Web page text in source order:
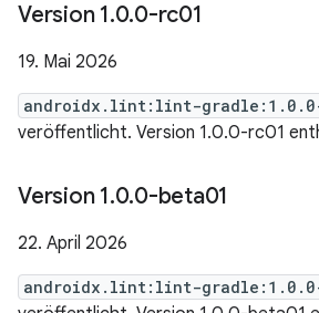
Version 1.0.0-rc01
19. Mai 2026
androidx.lint:lint-
veröffentlicht. Version 1.0.0-rc01
Version 1.0.0-beta01
22. April 2026
androidx.lint:lint-gradle:1.0.0-